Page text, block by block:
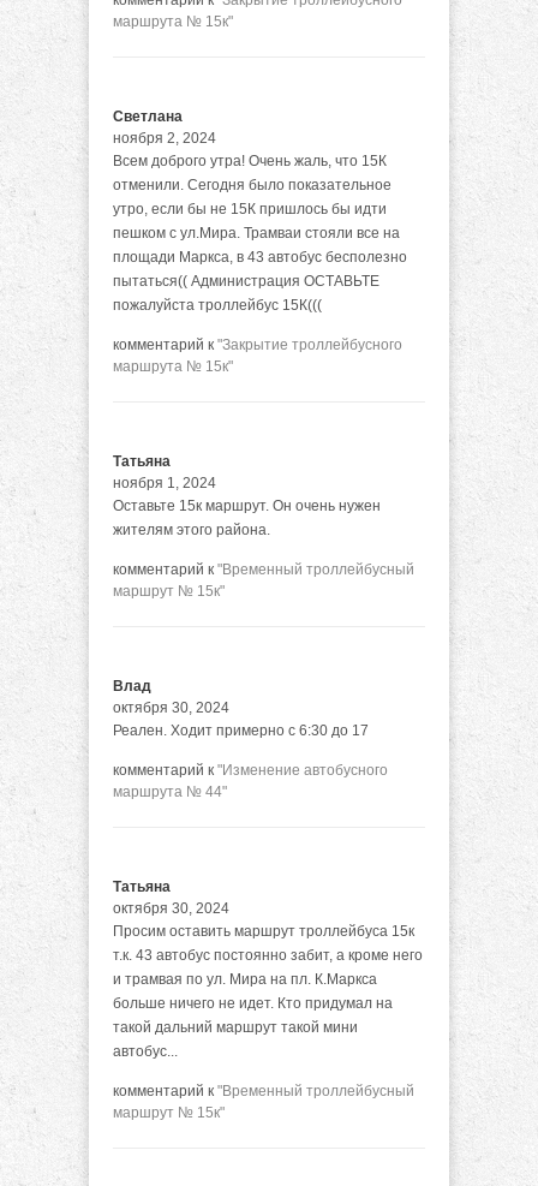
маршрута № 15к"
Светлана
ноября 2, 2024
Всем доброго утра! Очень жаль, что 15К
отменили. Сегодня было показательное
утро, если бы не 15К пришлось бы идти
пешком с ул.Мира. Трамваи стояли все на
площади Маркса, в 43 автобус бесполезно
пытаться(( Администрация ОСТАВЬТЕ
пожалуйста троллейбус 15К(((
комментарий к "Закрытие троллейбусного
маршрута № 15к"
Татьяна
ноября 1, 2024
Оставьте 15к маршрут. Он очень нужен
жителям этого района.
комментарий к "Временный троллейбусный
маршрут № 15к"
Влад
октября 30, 2024
Реален. Ходит примерно с 6:30 до 17
комментарий к "Изменение автобусного
маршрута № 44"
Татьяна
октября 30, 2024
Просим оставить маршрут троллейбуса 15к
т.к. 43 автобус постоянно забит, а кроме него
и трамвая по ул. Мира на пл. К.Маркса
больше ничего не идет. Кто придумал на
такой дальний маршрут такой мини
автобус...
комментарий к "Временный троллейбусный
маршрут № 15к"